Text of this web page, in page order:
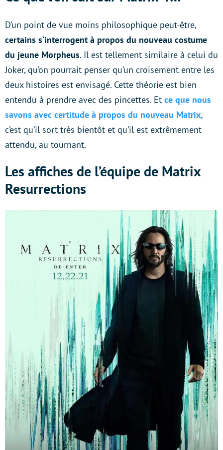
D’un point de vue moins philosophique peut-être,
certains s’interrogent à propos du nouveau costume
du jeune Morpheus. Il est tellement similaire à celui du
Joker, qu’on pourrait penser qu’un croisement entre les
deux histoires est envisagé. Cette théorie est bien
entendu à prendre avec des pincettes. Et ce que nous
savons avec certitude à propos du nouveau Matrix,
c’est qu’il sort très bientôt et qu’il est extrêmement
attendu, au tournant.
Les affiches de l’équipe de Matrix
Resurrections